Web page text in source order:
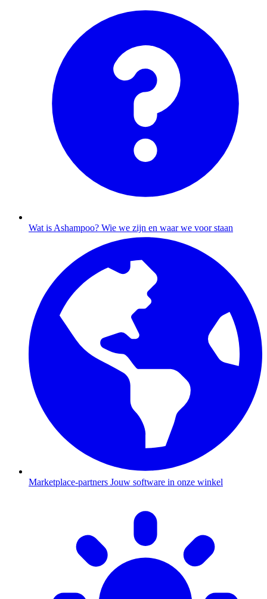
Wat is Ashampoo? Wie we zijn en waar we voor staan
Marketplace-partners Jouw software in onze winkel